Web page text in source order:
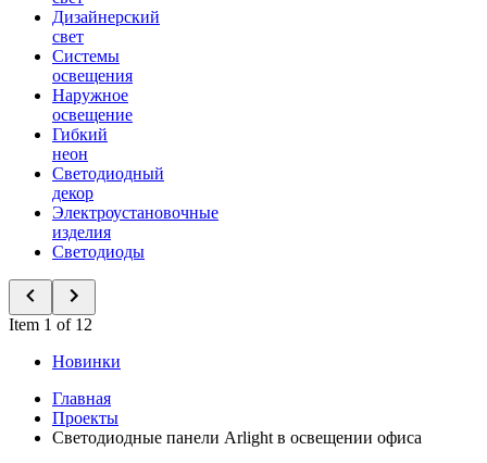
Дизайнерский
свет
Системы
освещения
Наружное
освещение
Гибкий
неон
Светодиодный
декор
Электроустановочные
изделия
Светодиоды
Item 1 of 12
Новинки
Главная
Проекты
Светодиодные панели Arlight в освещении офиса